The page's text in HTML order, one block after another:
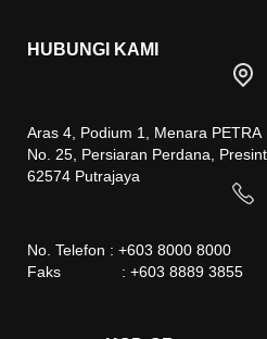
HUBUNGI KAMI
Aras 4, Podium 1, Menara PETRA
No. 25, Persiaran Perdana, Presint
62574 Putrajaya
No. Telefon : +603 8000 8000
Faks : +603 8889 3855